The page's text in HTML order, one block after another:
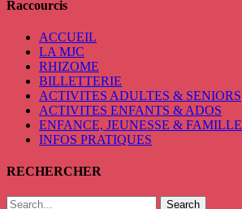
Raccourcis
ACCUEIL
LA MJC
RHIZOME
BILLETTERIE
ACTIVITES ADULTES & SENIORS
ACTIVITES ENFANTS & ADOS
ENFANCE, JEUNESSE & FAMILLE
INFOS PRATIQUES
RECHERCHER
Search